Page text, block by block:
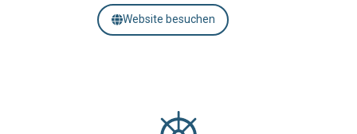
Website besuchen